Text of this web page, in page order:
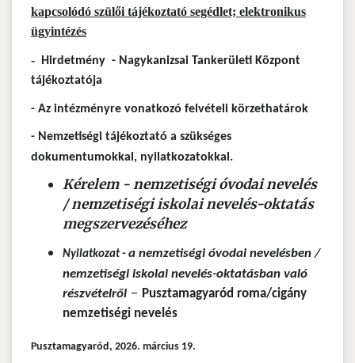
kapcsolódó szülői tájékoztató segédlet; elektronikus
ügyintézés
- Hirdetmény - Nagykanizsai Tankerületi Központ
tájékoztatója
- Az intézményre vonatkozó felvételi körzethatárok
- Nemzetiségi tájékoztató a szükséges
dokumentumokkal, nyilatkozatokkal.
Kérelem - nemzetiségi óvodai nevelés
/ nemzetiségi iskolai nevelés-oktatás
megszervezéséhez
Nyilatkozat - a nemzetiségi óvodai nevelésben /
nemzetiségi iskolai nevelés-oktatásban való
részvételről - Pusztamagyaród roma/cigány
nemzetiségi nevelés
Pusztamagyaród, 2026. március 19.